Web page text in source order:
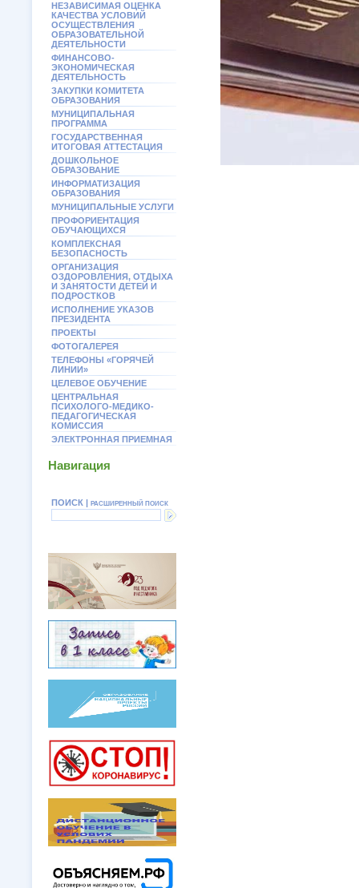
НЕЗАВИСИМАЯ ОЦЕНКА
КАЧЕСТВА УСЛОВИЙ
ОСУЩЕСТВЛЕНИЯ
ОБРАЗОВАТЕЛЬНОЙ
ДЕЯТЕЛЬНОСТИ
ФИНАНСОВО-
ЭКОНОМИЧЕСКАЯ
ДЕЯТЕЛЬНОСТЬ
ЗАКУПКИ КОМИТЕТА
ОБРАЗОВАНИЯ
МУНИЦИПАЛЬНАЯ
ПРОГРАММА
ГОСУДАРСТВЕННАЯ
ИТОГОВАЯ АТТЕСТАЦИЯ
ДОШКОЛЬНОЕ
ОБРАЗОВАНИЕ
ИНФОРМАТИЗАЦИЯ
ОБРАЗОВАНИЯ
МУНИЦИПАЛЬНЫЕ УСЛУГИ
ПРОФОРИЕНТАЦИЯ
ОБУЧАЮЩИХСЯ
КОМПЛЕКСНАЯ
БЕЗОПАСНОСТЬ
ОРГАНИЗАЦИЯ
ОЗДОРОВЛЕНИЯ, ОТДЫХА
И ЗАНЯТОСТИ ДЕТЕЙ И
ПОДРОСТКОВ
ИСПОЛНЕНИЕ УКАЗОВ
ПРЕЗИДЕНТА
ПРОЕКТЫ
ФОТОГАЛЕРЕЯ
ТЕЛЕФОНЫ «ГОРЯЧЕЙ
ЛИНИИ»
ЦЕЛЕВОЕ ОБУЧЕНИЕ
ЦЕНТРАЛЬНАЯ
ПСИХОЛОГО-МЕДИКО-
ПЕДАГОГИЧЕСКАЯ
КОМИССИЯ
ЭЛЕКТРОННАЯ ПРИЕМНАЯ
Навигация
ПОИСК | РАСШИРЕННЫЙ ПОИСК